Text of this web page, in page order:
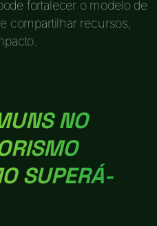
fortalecer o modelo de
compartilhar recursos,
NO
SUPERÁ-